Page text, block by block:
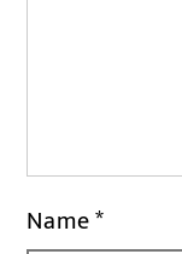
Name*